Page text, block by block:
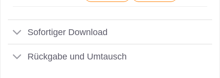
Sofortiger Download
Rückgabe und Umtausch